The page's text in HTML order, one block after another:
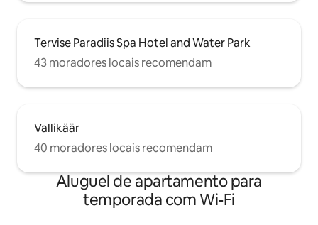
Tervise Paradiis Spa Hotel and Water Park
43 moradores locais recomendam
Vallikäär
40 moradores locais recomendam
Aluguel de apartamento para
temporada com Wi-Fi